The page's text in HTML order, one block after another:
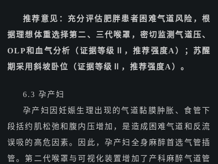
推荐意见：充分评估肥胖患者困难气道风险，根
据理想体重选择第二、三代喉罩，密切监测气道压、
OLP和血气分析（证据等级Ⅱ，推荐强度A）；苏醒
期采用斜坡卧位（证据等级Ⅱ，推荐强度A）。
6.3 孕产妇
孕产妇因妊娠生理出现的气道黏膜肿胀、食管下
段括约肌松弛和腹内压增加，是造成困难气道和反流
误吸的高危因素。因此，孕产妇全身麻醉首选气管插
管。第二代喉罩与可视化装置增加了产科麻醉气道管